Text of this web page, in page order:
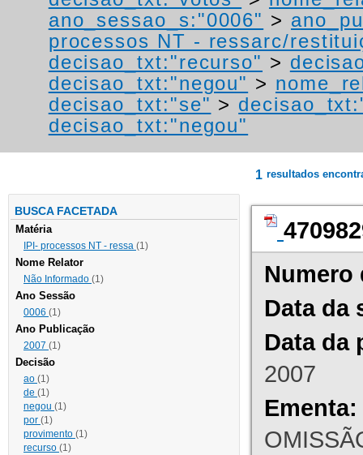
ano_sessao_s:"0006" >
processos NT - ressarc/
decisao_txt:"recurso" >
decisao_txt:"negou" >
decisao_txt:"se" >
decisao_txt:"negou"
BUSCA FACETADA
Matéria
IPI- processos NT - ressa (1)
Nome Relator
Não Informado (1)
Ano Sessão
0006 (1)
Ano Publicação
2007 (1)
Decisão
ao (1)
de (1)
negou (1)
por (1)
provimento (1)
recurso (1)
1 resultados
Numero
Data da
Data da
2007
Ementa: